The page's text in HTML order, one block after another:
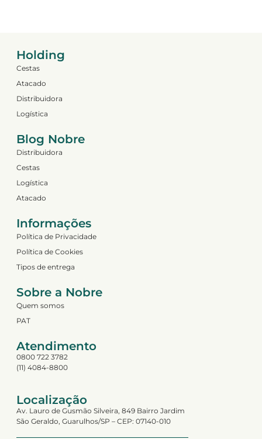
Holding
Cestas
Atacado
Distribuidora
Logística
Blog Nobre
Distribuidora
Cestas
Logística
Atacado
Informações
Política de Privacidade
Política de Cookies
Tipos de entrega
Sobre a Nobre
Quem somos
PAT
Atendimento
0800 722 3782
(11) 4084-8800
Localização
Av. Lauro de Gusmão Silveira, 849 Bairro Jardim
São Geraldo, Guarulhos/SP – CEP: 07140-010